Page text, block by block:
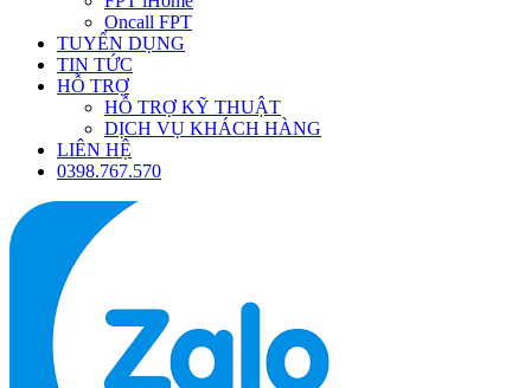
Oncall FPT
TUYỂN DỤNG
TIN TỨC
HỖ TRỢ
HỖ TRỢ KỸ THUẬT
DỊCH VỤ KHÁCH HÀNG
LIÊN HỆ
0398.767.570